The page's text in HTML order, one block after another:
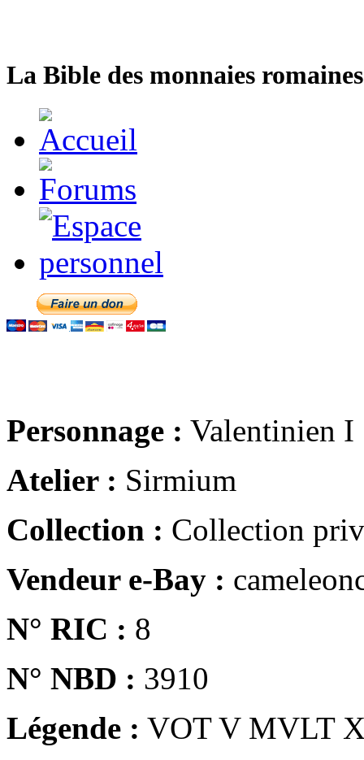
La Bible des monnaies
Personnage : Valentinien I
Atelier : Sirmium
Collection : Collection
Vendeur e-Bay :
N° RIC : 8
N° NBD : 3910
Légende : VOT V MVLT